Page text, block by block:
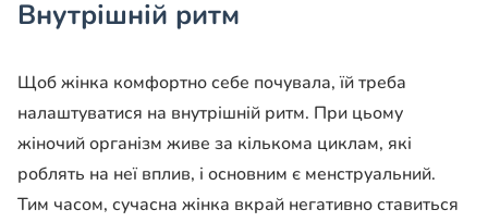
Внутрішній ритм
Щоб жінка комфортно себе почувала, їй треба
налаштуватися на внутрішній ритм. При цьому
жіночий організм живе за кількома циклам, які
роблять на неї вплив, і основним є менструальний.
Тим часом, сучасна жінка вкрай негативно ставиться